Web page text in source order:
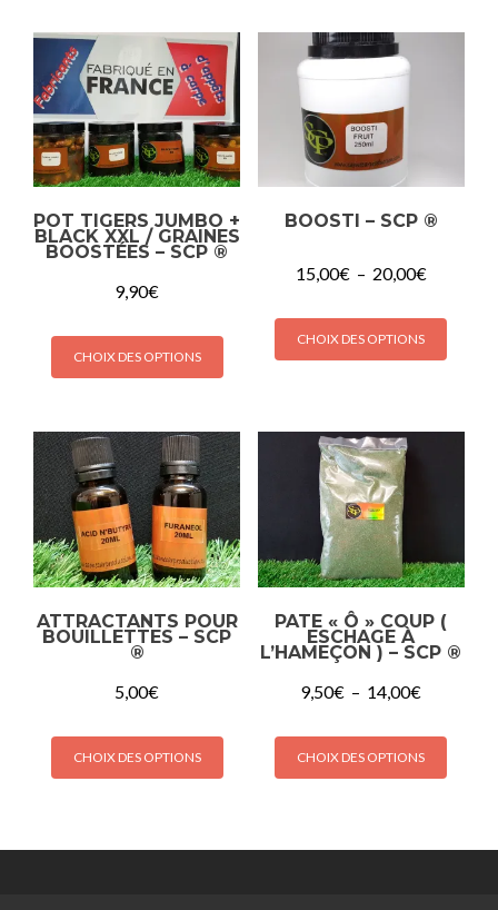
POT TIGERS JUMBO +
BLACK XXL / GRAINES
BOOSTÉES – SCP ®
9,90€
CHOIX DES OPTIONS
BOOSTI – SCP ®
15,00€ – 20,00€
CHOIX DES OPTIONS
ATTRACTANTS POUR
BOUILLETTES – SCP
®
5,00€
CHOIX DES OPTIONS
PATE « Ô » COUP (
ESCHAGE À
L’HAMEÇON ) – SCP ®
9,50€ – 14,00€
CHOIX DES OPTIONS